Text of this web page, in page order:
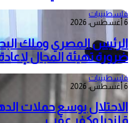
فلسطينيات
6 أغسطس، 2026
الرئيس المصري وملك
ضرورة تهيئة المجال
فلسطينيات
6 أغسطس، 2026
الاحتلال يوسع حملات